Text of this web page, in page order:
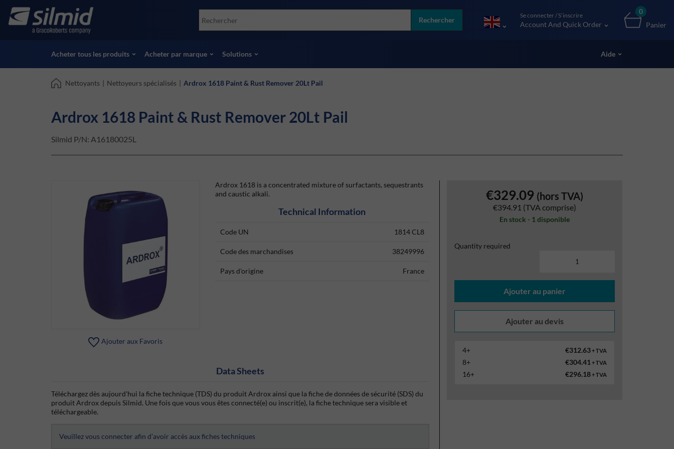
main
Accessories
Essais non destructifs (NDT)
Voir tous les produits
Socomore
Skydrol
Rechercher
Se connecter / S’inscrire
Account And Quick Order
0
Panier
Acheter tous les produits Acheter par marque Solutions Aide
Nettoyants | Nettoyeurs spécialisés | Ardrox 1618 Paint & Rust Remover 20Lt Pail
Ardrox 1618 Paint & Rust Remover 20Lt Pail
Silmid P/N: A16180025L
Ajouter aux Favoris
€329.09 (hors TVA)
€394.91 (TVA comprise)
En stock - 1 disponible
Quantity required
Ajouter au panier
4+ €312.63+ TVA
8+ €304.41 + TVA
16+ €296.18+ TVA
Ardrox 1618 is a concentrated mixture of surfactants, sequestrants
and caustic alkali.
Technical Information
Code UN 1814 CL8
Code des marchandises 38249996
Pays d'origine France
Data Sheets
Téléchargez dès aujourd'hui la fiche technique (TDS) du produit Ardrox ainsi que la fiche de données de sécurité (SDS) du
produit Ardrox depuis Silmid. Une fois que vous vous êtes connecté(e) ou inscrit(e), la fiche technique sera visible et
téléchargeable.
Veuillez vous connecter afin d’avoir accès aux fiches techniques